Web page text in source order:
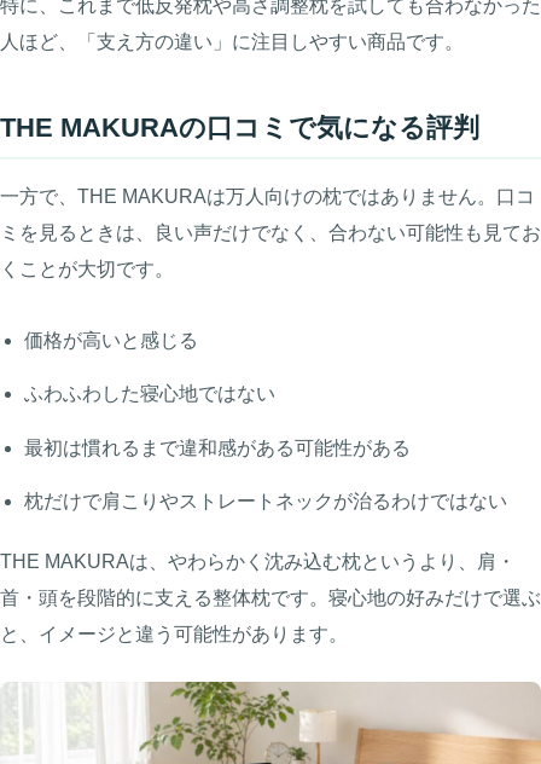
特に、これまで低反発枕や高さ調整枕を試しても合わなかった
人ほど、「支え方の違い」に注目しやすい商品です。
THE MAKURAの口コミで気になる評判
一方で、THE MAKURAは万人向けの枕ではありません。口コ
ミを見るときは、良い声だけでなく、合わない可能性も見てお
くことが大切です。
価格が高いと感じる
ふわふわした寝心地ではない
最初は慣れるまで違和感がある可能性がある
枕だけで肩こりやストレートネックが治るわけではない
THE MAKURAは、やわらかく沈み込む枕というより、肩・
首・頭を段階的に支える整体枕です。寝心地の好みだけで選ぶ
と、イメージと違う可能性があります。